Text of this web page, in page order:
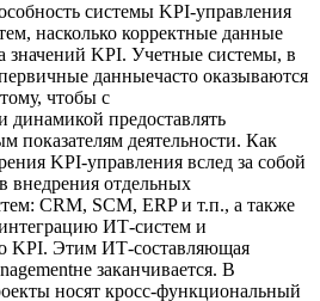
системы KPI-управления
насколько корректные данные
значений KPI. Учетные системы, в
данныечасто оказываются
чтобы с
динамикой предоставлять
деятельности. Как
KPI-управления вслед за собой
внедрения отдельных
CRM, SCM, ERP и т.п., а также
ИТ-систем и
KPI. Этим ИТ-составляющая
заканчивается. В
носят кросс-функциональный